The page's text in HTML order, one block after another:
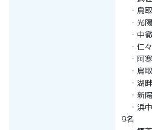
・鳥
・光
・中
・仁
・阿
・鳥
・湖
・新
・浜
9名